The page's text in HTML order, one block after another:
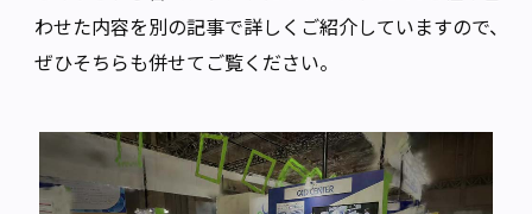
わせた内容を別の記事で詳しくご紹介していますので、
ぜひそちらも併せてご覧ください。